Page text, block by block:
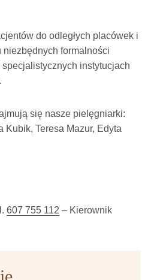
do odległych placówek i
niezbędnych formalności
instytucjach
się nasze pielęgniarki:
Kubik, Teresa Mazur, Edyta
607 755 112 – Kierownik